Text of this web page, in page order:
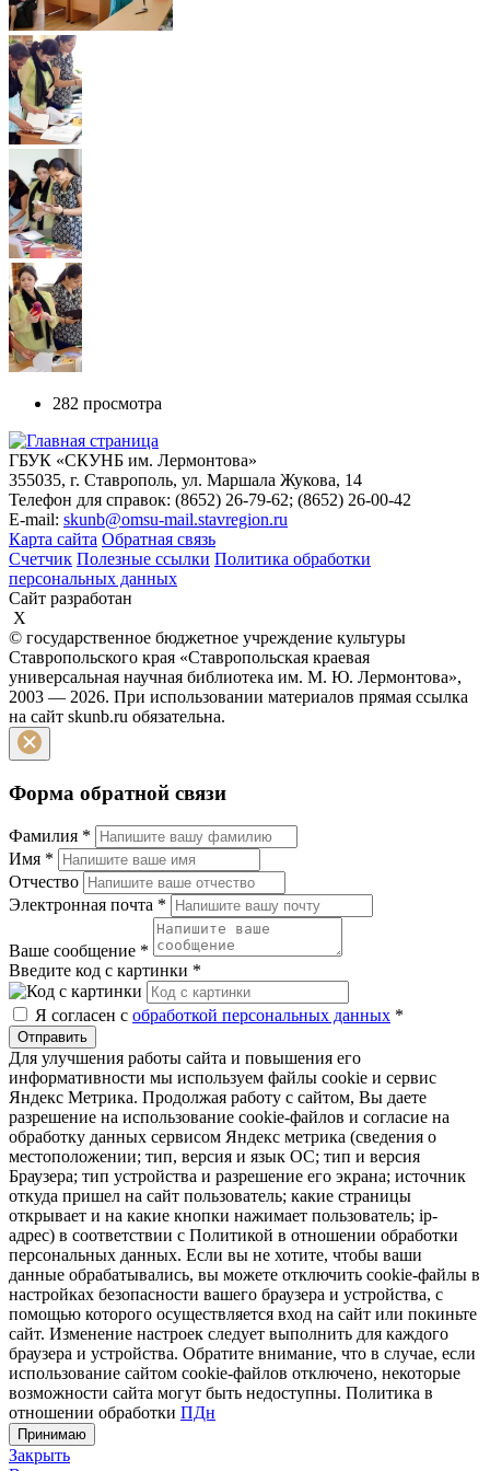
282 просмотра
ГБУК «СКУНБ им. Лермонтова»
355035, г. Ставрополь, ул. Маршала Жукова, 14
Телефон для справок: (8652) 26-79-62; (8652) 26-00-42
E-mail: skunb@omsu-mail.stavregion.ru
Карта сайта Обратная связь
Счетчик Полезные ссылки Политика обработки
персональных данных
Сайт разработан
X
© государственное бюджетное учреждение культуры
Ставропольского края «Ставропольская краевая
универсальная научная библиотека им. М. Ю. Лермонтова»,
2003 — 2026. При использовании материалов прямая ссылка
на сайт skunb.ru обязательна.
Форма обратной связи
Фамилия *
Имя *
Отчество
Электронная почта *
Ваше сообщение *
Введите код с картинки *
Я согласен с обработкой персональных данных *
Отправить
Для улучшения работы сайта и повышения его
информативности мы используем файлы cookie и сервис
Яндекс Метрика. Продолжая работу с сайтом, Вы даете
разрешение на использование cookie-файлов и согласие на
обработку данных сервисом Яндекс метрика (сведения о
местоположении; тип, версия и язык ОС; тип и версия
Браузера; тип устройства и разрешение его экрана; источник
откуда пришел на сайт пользователь; какие страницы
открывает и на какие кнопки нажимает пользователь; ip-
адрес) в соответствии с Политикой в отношении обработки
персональных данных. Если вы не хотите, чтобы ваши
данные обрабатывались, вы можете отключить cookie-файлы в
настройках безопасности вашего браузера и устройства, с
помощью которого осуществляется вход на сайт или покиньте
сайт. Изменение настроек следует выполнить для каждого
браузера и устройства. Обратите внимание, что в случае, если
использование сайтом cookie-файлов отключено, некоторые
возможности сайта могут быть недоступны. Политика в
отношении обработки ПДн
Принимаю
Закрыть